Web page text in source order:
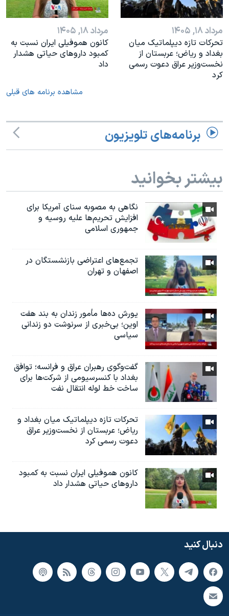
مرداد ۱۸, ۱۴۰۵
تحرکات تازه دیپلماتیک میان
بغداد و ریاض؛ عربستان از
نخست‌وزیر عراق دعوت رسمی
کرد
مرداد ۱۸, ۱۴۰۵
کانون هموفیلی ایران نسبت به
کمبود داروهای حیاتی هشدار
داد
مشاهده برنامه های قبلی
برنامه‌های تلویزیون
بیشتر بخوانید
نگاهی به مصوبه سنای آمریکا برای
افزایش تحریم‌ها علیه روسیه و
جمهوری اسلامی
تجمع‌های اعتراضی بازنشستگان در
اصفهان و تهران
یورش ده‌ها مأمور زندان به بند هفت
اوین؛ بی‌خبری از سرنوشت دو زندانی
سیاسی
گفت‌وگوی رهبران عراق و فرانسه؛ توافق
بغداد با کنسرسیومی از شرکت‌ها برای
ساخت خط لوله انتقال نفت
تحرکات تازه دیپلماتیک میان بغداد و
ریاض؛ عربستان از نخست‌وزیر عراق
دعوت رسمی کرد
کانون هموفیلی ایران نسبت به کمبود
داروهای حیاتی هشدار داد
دنبال کنید